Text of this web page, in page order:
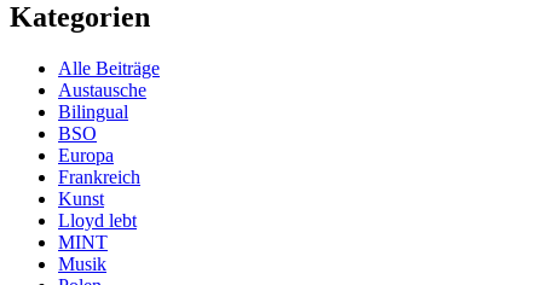
Kategorien
Alle Beiträge
Austausche
Bilingual
BSO
Europa
Frankreich
Kunst
Lloyd lebt
MINT
Musik